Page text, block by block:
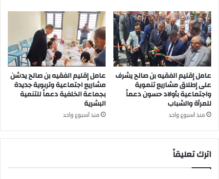
ي
ا
س
م
ا
ع
ي
ل
ا
ق
ل
ح
ب
ت
ج
ه
ز
ا
ت
ج
د
عامل إقليم الفقيه بن صالح يشرف
على إطلاق مشاريع تنموية
واجتماعية بأولاد حسون دعماً
للمرأة والشباب
منذ أسبوع واحد
عامل إقليم الفقيه بن صالح يدشن
مشاريع اجتماعية وتربوية جديدة
بجماعة الخلفية دعماً للتنمية
البشرية
منذ أسبوع واحد
اترك تعليقاً